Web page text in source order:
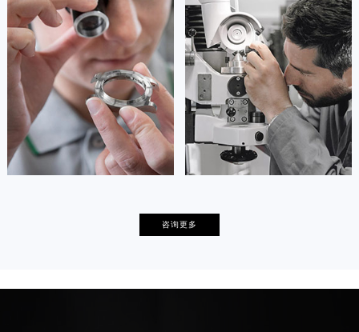
资深朗格技师
是朗格售后服务中心
(朗格保养维修中心)
的高级技师之一
Tianjin lange Maintain center
 天津朗格维修
资深朗格技师
是朗格售后服务中心
(朗格保养维修中心)
的高级技师之一
Nanjing lange Maintain center
 上海朗格保养
辛迪·克莱门特
资深朗格技师
咨询更多